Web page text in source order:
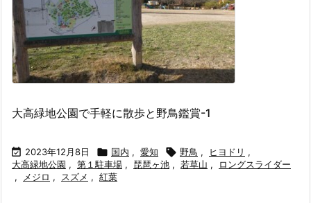
大高緑地公園で手軽に散歩と野鳥鑑賞-1
 2023年12月8日  国内 , 愛知  野鳥 , ヒヨドリ ,
大高緑地公園 , 第１駐車場 , 琵琶ヶ池 , 若草山 ,
ロングスライダー
,
メジロ , スズメ , 紅葉